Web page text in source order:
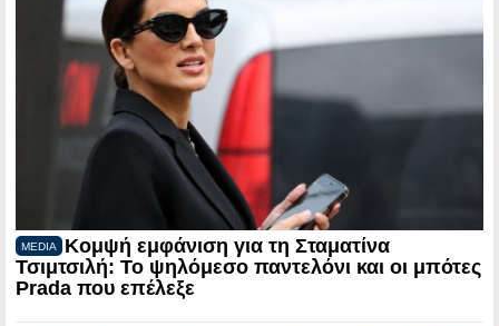
MEDIA
Κομψή εμφάνιση για τη Σταματίνα
Τσιμτσιλή: Το ψηλόμεσο παντελόνι και οι μπότες
Prada που επέλεξε